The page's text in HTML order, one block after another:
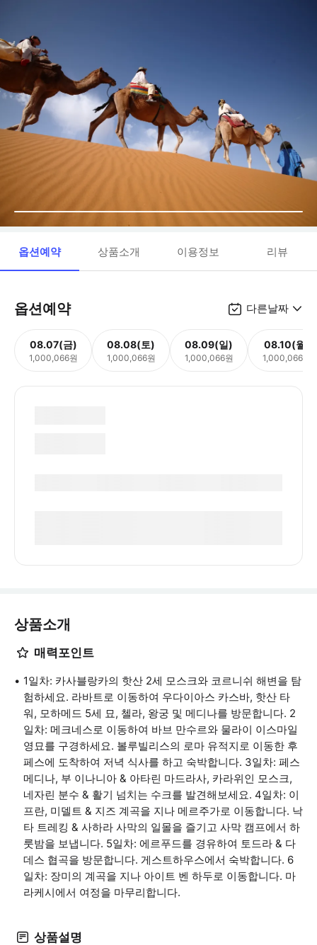
옵션예약 상품소개 이용정보 리뷰
옵션예약 다른날짜
08.07(금)
1,000,066원
08.08(토)
1,000,066원
08.09(일)
1,000,066원
08.10(월)
1,000,066원
상품소개
매력포인트
1일차: 카사블랑카의 핫산 2세 모스크와 코르니쉬 해변을 탐
험하세요. 라바트로 이동하여 우다이아스 카스바, 핫산 타
워, 모하메드 5세 묘, 첼라, 왕궁 및 메디나를 방문합니다. 2
일차: 메크네스로 이동하여 바브 만수르와 물라이 이스마일
영묘를 구경하세요. 볼루빌리스의 로마 유적지로 이동한 후
페스에 도착하여 저녁 식사를 하고 숙박합니다. 3일차: 페스
메디나, 부 이나니아 & 아타린 마드라사, 카라위인 모스크,
네자린 분수 & 활기 넘치는 수크를 발견해보세요. 4일차: 이
프란, 미델트 & 지즈 계곡을 지나 메르주가로 이동합니다. 낙
타 트레킹 & 사하라 사막의 일몰을 즐기고 사막 캠프에서 하
룻밤을 보냅니다. 5일차: 에르푸드를 경유하여 토드라 & 다
데스 협곡을 방문합니다. 게스트하우스에서 숙박합니다. 6
일차: 장미의 계곡을 지나 아이트 벤 하두로 이동합니다. 마
라케시에서 여정을 마무리합니다.
상품설명